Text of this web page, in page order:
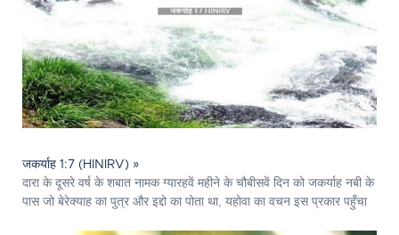
जकर्याह 1:7 (HINIRV) »
दारा के दूसरे वर्ष के शबात नामक ग्यारहवें महीने के चौबीसवें दिन को जकर्याह नबी के
पास जो बेरेक्याह का पुत्र और इद्दो का पोता था, यहोवा का वचन इस प्रकार पहुँचा